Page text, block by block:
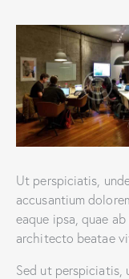
Ut perspiciatis,
accusantium
eaque ipsa, quae
architecto beatae
Sed ut perspiciatis,